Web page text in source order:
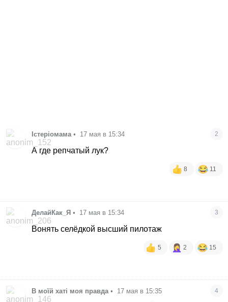
Істеріомама • 17 мая в 15:34 2
А где репчатый лук?
8 11
ДелайКак_Я • 17 мая в 15:34 3
Вонять селёдкой высший пилотаж
5 2 15
В моїй хаті моя правда • 17 мая в 15:35 4